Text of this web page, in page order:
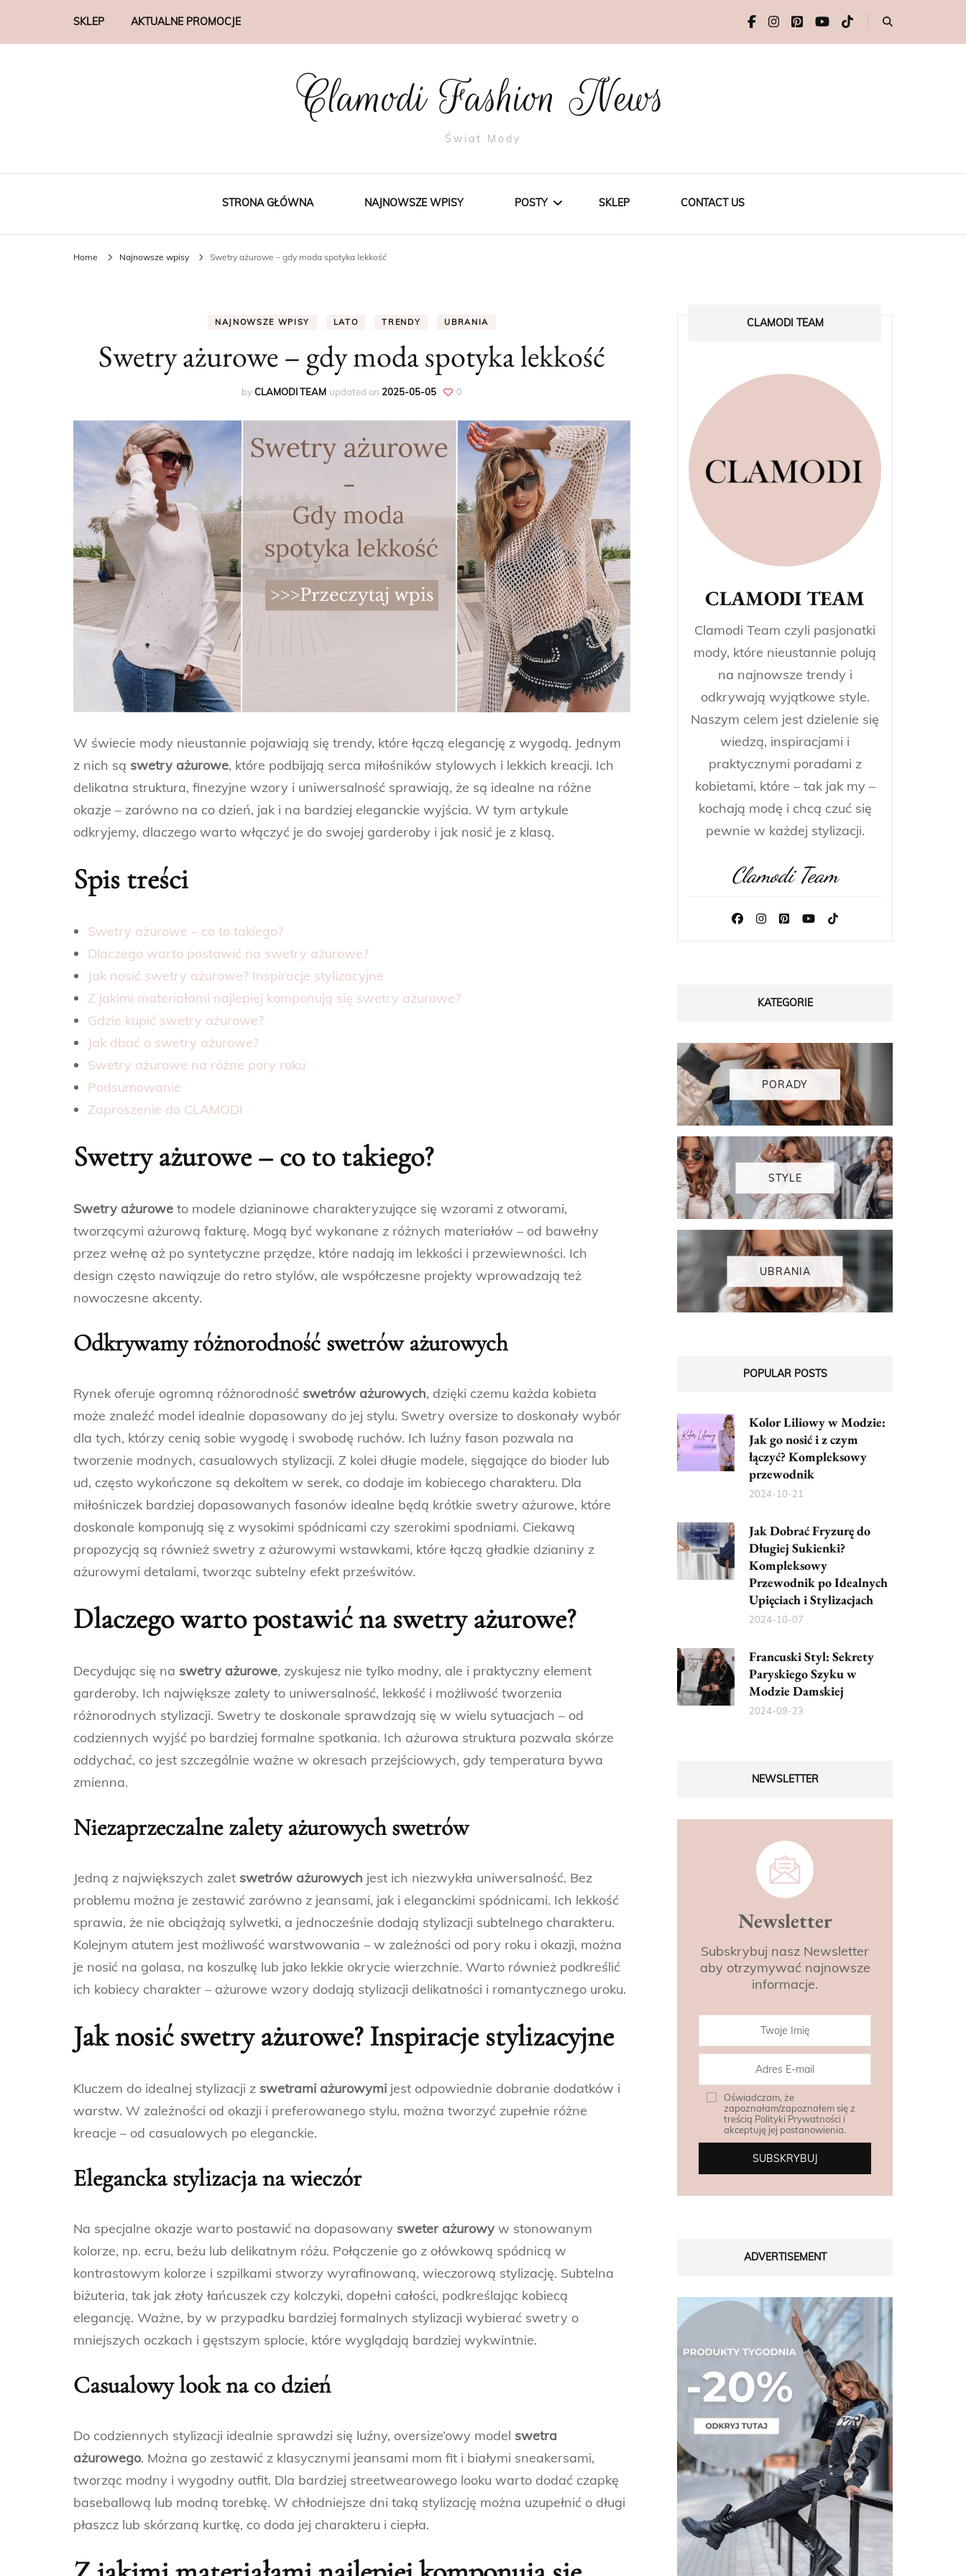
SKLEP AKTUALNE PROMOCJE
Clamodi Fashion News
Świat Mody
STRONA GŁÓWNA NAJNOWSZE WPISY POSTY
PORADY
UBRANIA
WIOSNA
LATO
JESIEŃ
ZIMA
SKLEP CONTACT US
Home Najnowsze wpisy Swetry ażurowe – gdy moda spotyka lekkość
NAJNOWSZE WPISY LATO TRENDY UBRANIA
Swetry ażurowe – gdy moda spotyka lekkość
byCLAMODI TEAM updated on 2025-05-05 0
W świecie mody nieustannie pojawiają się trendy, które łączą elegancję z wygodą. Jednym
z nich są swetry ażurowe, które podbijają serca miłośników stylowych i lekkich kreacji. Ich
delikatna struktura, finezyjne wzory i uniwersalność sprawiają, że są idealne na różne
okazje – zarówno na co dzień, jak i na bardziej eleganckie wyjścia. W tym artykule
odkryjemy, dlaczego warto włączyć je do swojej garderoby i jak nosić je z klasą.
Spis treści
Swetry ażurowe – co to takiego?
Dlaczego warto postawić na swetry ażurowe?
Jak nosić swetry ażurowe? Inspiracje stylizacyjne
Z jakimi materiałami najlepiej komponują się swetry ażurowe?
Gdzie kupić swetry ażurowe?
Jak dbać o swetry ażurowe?
Swetry ażurowe na różne pory roku
Podsumowanie
Zaproszenie do CLAMODI
Swetry ażurowe – co to takiego?
Swetry ażurowe to modele dzianinowe charakteryzujące się wzorami z otworami,
tworzącymi ażurową fakturę. Mogą być wykonane z różnych materiałów – od bawełny
przez wełnę aż po syntetyczne przędze, które nadają im lekkości i przewiewności. Ich
design często nawiązuje do retro stylów, ale współczesne projekty wprowadzają też
nowoczesne akcenty.
Odkrywamy różnorodność swetrów ażurowych
Rynek oferuje ogromną różnorodność swetrów ażurowych, dzięki czemu każda kobieta
może znaleźć model idealnie dopasowany do jej stylu. Swetry oversize to doskonały wybór
dla tych, którzy cenią sobie wygodę i swobodę ruchów. Ich luźny fason pozwala na
tworzenie modnych, casualowych stylizacji. Z kolei długie modele, sięgające do bioder lub
ud, często wykończone są dekoltem w serek, co dodaje im kobiecego charakteru. Dla
miłośniczek bardziej dopasowanych fasonów idealne będą krótkie swetry ażurowe, które
doskonale komponują się z wysokimi spódnicami czy szerokimi spodniami. Ciekawą
propozycją są również swetry z ażurowymi wstawkami, które łączą gładkie dzianiny z
ażurowymi detalami, tworząc subtelny efekt prześwitów.
Dlaczego warto postawić na swetry ażurowe?
Decydując się na swetry ażurowe, zyskujesz nie tylko modny, ale i praktyczny element
garderoby. Ich największe zalety to uniwersalność, lekkość i możliwość tworzenia
różnorodnych stylizacji. Swetry te doskonale sprawdzają się w wielu sytuacjach – od
codziennych wyjść po bardziej formalne spotkania. Ich ażurowa struktura pozwala skórze
oddychać, co jest szczególnie ważne w okresach przejściowych, gdy temperatura bywa
zmienna.
Niezaprzeczalne zalety ażurowych swetrów
Jedną z największych zalet swetrów ażurowych jest ich niezwykła uniwersalność. Bez
problemu można je zestawić zarówno z jeansami, jak i eleganckimi spódnicami. Ich lekkość
sprawia, że nie obciążają sylwetki, a jednocześnie dodają stylizacji subtelnego charakteru.
Kolejnym atutem jest możliwość warstwowania – w zależności od pory roku i okazji, można
je nosić na golasa, na koszulkę lub jako lekkie okrycie wierzchnie. Warto również podkreślić
ich kobiecy charakter – ażurowe wzory dodają stylizacji delikatności i romantycznego uroku.
Jak nosić swetry ażurowe? Inspiracje stylizacyjne
Kluczem do idealnej stylizacji z swetrami ażurowymi jest odpowiednie dobranie dodatków i
warstw. W zależności od okazji i preferowanego stylu, można tworzyć zupełnie różne
kreacje – od casualowych po eleganckie.
Elegancka stylizacja na wieczór
Na specjalne okazje warto postawić na dopasowany sweter ażurowy w stonowanym
kolorze, np. ecru, beżu lub delikatnym różu. Połączenie go z ołówkową spódnicą w
kontrastowym kolorze i szpilkami stworzy wyrafinowaną, wieczorową stylizację. Subtelna
biżuteria, tak jak złoty łańcuszek czy kolczyki, dopełni całości, podkreślając kobiecą
elegancję. Ważne, by w przypadku bardziej formalnych stylizacji wybierać swetry o
mniejszych oczkach i gęstszym splocie, które wyglądają bardziej wykwintnie.
Casualowy look na co dzień
Do codziennych stylizacji idealnie sprawdzi się luźny, oversize’owy model swetra
ażurowego. Można go zestawić z klasycznymi jeansami mom fit i białymi sneakersami,
tworząc modny i wygodny outfit. Dla bardziej streetwearowego looku warto dodać czapkę
baseballową lub modną torebkę. W chłodniejsze dni taką stylizację można uzupełnić o długi
płaszcz lub skórzaną kurtkę, co doda jej charakteru i ciepła.
CLAMODI TEAM
CLAMODI TEAM
Clamodi Team czyli pasjonatki
mody, które nieustannie polują
na najnowsze trendy i
odkrywają wyjątkowe style.
Naszym celem jest dzielenie się
wiedzą, inspiracjami i
praktycznymi poradami z
kobietami, które – tak jak my –
kochają modę i chcą czuć się
pewnie w każdej stylizacji.
Clamodi Team
KATEGORIE
PORADY
STYLE
UBRANIA
POPULAR POSTS
Kolor Liliowy w Modzie:
Jak go nosić i z czym
łączyć? Kompleksowy
przewodnik
2024-10-21
Jak Dobrać Fryzurę do
Długiej Sukienki?
Kompleksowy
Przewodnik po Idealnych
Upięciach i Stylizacjach
2024-10-07
Francuski Styl: Sekrety
Paryskiego Szyku w
Modzie Damskiej
2024-09-23
NEWSLETTER
Newsletter
Subskrybuj nasz Newsletter
aby otrzymywać najnowsze
informacje.
Oświadczam, że
zapoznałam/zapoznałem się z
treścią Polityki Prywatności i
akceptuję jej postanowienia.
ADVERTISEMENT